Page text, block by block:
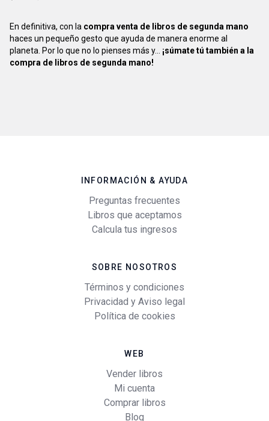
En definitiva, con la compra venta de libros de segunda mano
haces un pequeño gesto que ayuda de manera enorme al
planeta. Por lo que no lo pienses más y... ¡súmate tú también a la
compra de libros de segunda mano!
INFORMACIÓN & AYUDA
Preguntas frecuentes
Libros que aceptamos
Calcula tus ingresos
SOBRE NOSOTROS
Términos y condiciones
Privacidad y Aviso legal
Política de cookies
WEB
Vender libros
Mi cuenta
Comprar libros
Blog